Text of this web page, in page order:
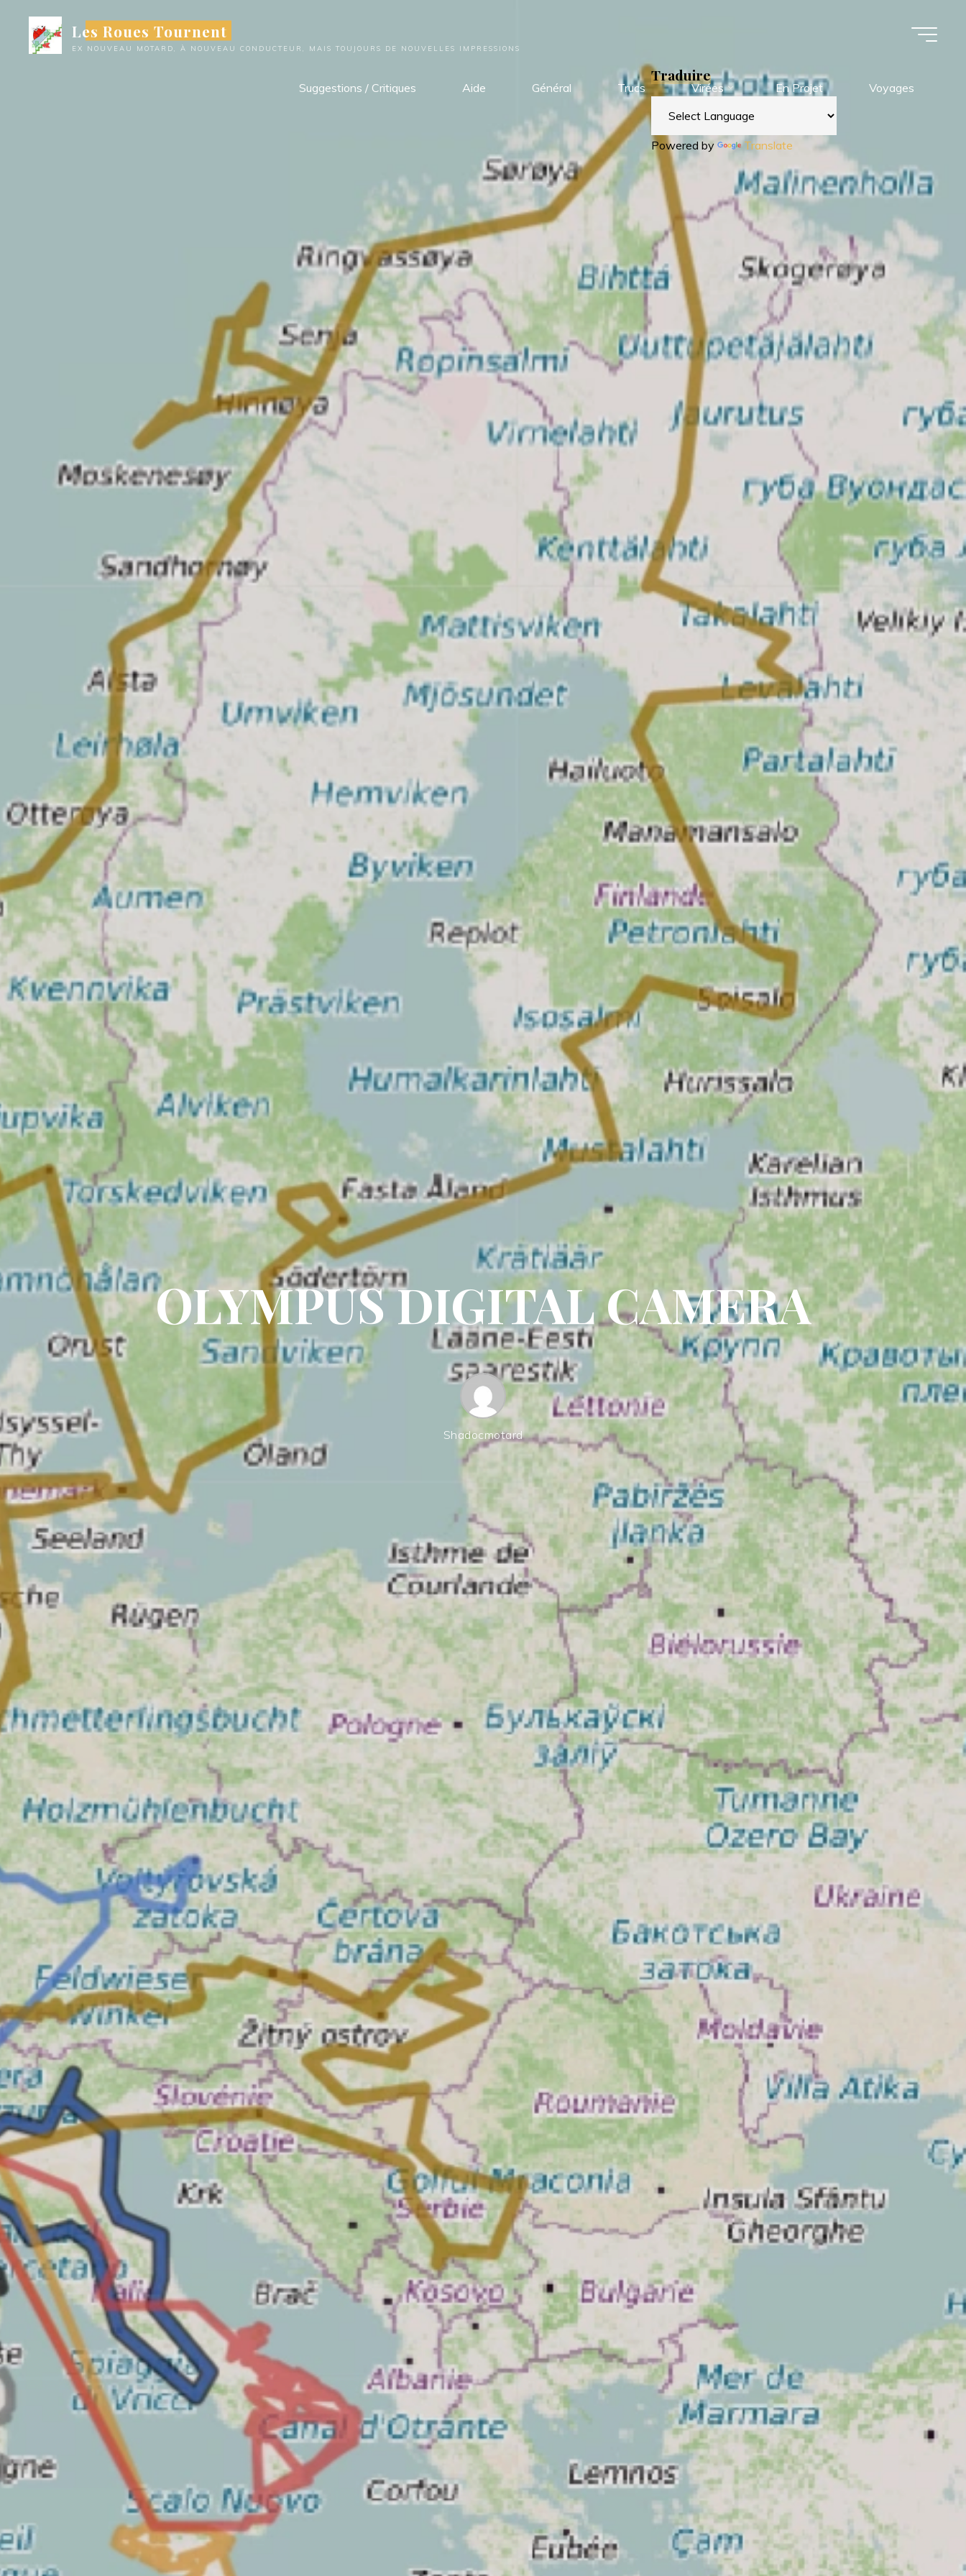
contenu
Les Roues Tournent
EX NOUVEAU MOTARD, À NOUVEAU CONDUCTEUR, MAIS TOUJOURS DE NOUVELLES IMPRESSIONS
Suggestions / Critiques Aide Général Trucs Virées En Projet Voyages
Traduire
Powered by Translate
OLYMPUS DIGITAL CAMERA
Shadocmotard